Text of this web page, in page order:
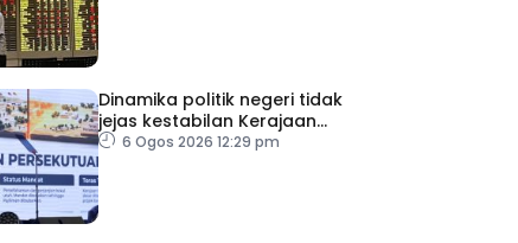
Dinamika politik negeri tidak
jejas kestabilan Kerajaan
Perpaduan Persekutuan –
6 Ogos 2026 12:29 pm